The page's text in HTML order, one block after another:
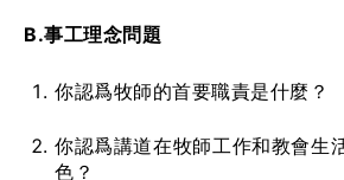
B.事工理念問題
你認爲牧師的首要職責是什麼？
你認爲講道在牧師工作和教會生
色？